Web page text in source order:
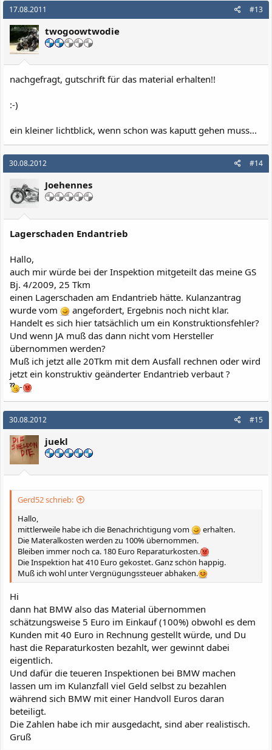
17.08.2011 #13
twogoowtwodie
nachgefragt, gutschrift für das material erhalten!!
:-)
ein kleiner lichtblick, wenn schon was kaputt gehen muss...
30.08.2012 #14
Joehennes
Lagerschaden Endantrieb
Hallo,
auch mir würde bei der Inspektion mitgeteilt das meine GS
Bj. 4/2009, 25 Tkm
einen Lagerschaden am Endantrieb hätte. Kulanzantrag
wurde vom
angefordert, Ergebnis noch nicht klar.
Handelt es sich hier tatsächlich um ein Konstruktionsfehler?
Und wenn JA muß das dann nicht vom Hersteller
übernommen werden?
Muß ich jetzt alle 20Tkm mit dem Ausfall rechnen oder wird
jetzt ein konstruktiv geänderter Endantrieb verbaut ?
-
30.08.2012 #15
juekl
Gerd52 schrieb:
Hallo,
mittlerweile habe ich die Benachrichtigung vom
erhalten.
Die Materalkosten werden zu 100% übernommen.
Bleiben immer noch ca. 180 Euro Reparaturkosten.
Die Inspektion hat 410 Euro gekostet. Ganz schön happig.
Muß ich wohl unter Vergnügungssteuer abhaken.
Hi
dann hat BMW also das Material übernommen
schätzungsweise 5 Euro im Einkauf (100%) obwohl es dem
Kunden mit 40 Euro in Rechnung gestellt würde, und Du
hast die Reparaturkosten bezahlt, wer gewinnt dabei
eigentlich.
Und dafür die teueren Inspektionen bei BMW machen
lassen um im Kulanzfall viel Geld selbst zu bezahlen
während sich BMW mit einer Handvoll Euros daran
beteiligt.
Die Zahlen habe ich mir ausgedacht, sind aber realistisch.
Gruß